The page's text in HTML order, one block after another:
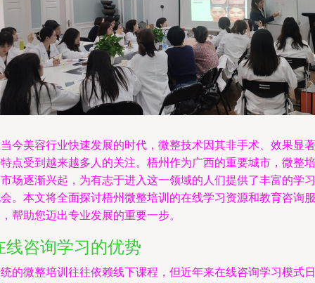
今美容行业快速发展的时代，微整技术因其非手术、效果显著
点受到越来越多人的关注。梧州作为广西的重要城市，微整培
场逐渐兴起，为有志于进入这一领域的人们提供了丰富的学习
。本文将全面探讨梧州微整培训的在线学习资源和教育咨询服
帮助您迈出专业发展的重要一步。
线咨询学习的优势
的微整培训往往依赖线下课程，但近年来在线咨询学习模式日